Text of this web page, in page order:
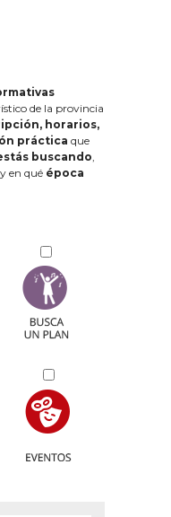
de la provincia
horarios,
práctica que
buscando,
en qué época